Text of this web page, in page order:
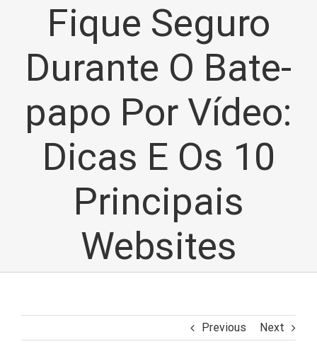
Fique Seguro
Durante O Bate-
papo Por Vídeo:
Dicas E Os 10
Principais
Websites
Previous Next